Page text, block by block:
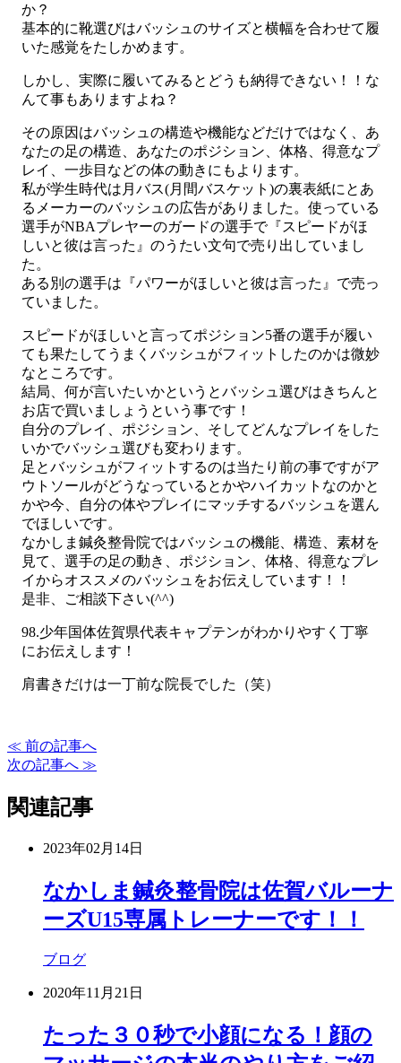
か？
基本的に靴選びはバッシュのサイズと横幅を合わせて履
いた感覚をたしかめます。
しかし、実際に履いてみるとどうも納得できない！！な
んて事もありますよね？
その原因はバッシュの構造や機能などだけではなく、あ
なたの足の構造、あなたのポジション、体格、得意なプ
レイ、一歩目などの体の動きにもよります。
私が学生時代は月バス(月間バスケット)の裏表紙にとあ
るメーカーのバッシュの広告がありました。使っている
選手がNBAプレヤーのガードの選手で『スピードがほ
しいと彼は言った』のうたい文句で売り出していまし
た。
ある別の選手は『パワーがほしいと彼は言った』で売っ
ていました。
スピードがほしいと言ってポジション5番の選手が履い
ても果たしてうまくバッシュがフィットしたのかは微妙
なところです。
結局、何が言いたいかというとバッシュ選びはきちんと
お店で買いましょうという事です！
自分のプレイ、ポジション、そしてどんなプレイをした
いかでバッシュ選びも変わります。
足とバッシュがフィットするのは当たり前の事ですがア
ウトソールがどうなっているとかやハイカットなのかと
かや今、自分の体やプレイにマッチするバッシュを選ん
でほしいです。
なかしま鍼灸整骨院ではバッシュの機能、構造、素材を
見て、選手の足の動き、ポジション、体格、得意なプレ
イからオススメのバッシュをお伝えしています！！
是非、ご相談下さい(^^)
98.少年国体佐賀県代表キャプテンがわかりやすく丁寧
にお伝えします！
肩書きだけは一丁前な院長でした（笑）
≪ 前の記事へ
次の記事へ ≫
関連記事
2023年02月14日
なかしま鍼灸整骨院は佐賀バルーナ
ーズU15専属トレーナーです！！
ブログ
2020年11月21日
たった３０秒で小顔になる！顔の